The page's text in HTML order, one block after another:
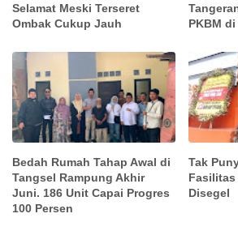
Selamat Meski Terseret
Ombak Cukup Jauh
PKBM
Bedah Rumah Tahap Awal di
Tangsel Rampung Akhir
Juni. 186 Unit Capai Progres
100 Persen
Tak
Fasilitas
Disegel